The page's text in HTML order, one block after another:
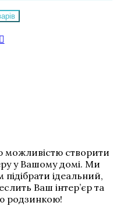
можливістю створити
у Вашому домі. Ми
ідеальний,
Ваш інтер’єр та
родзинкою!